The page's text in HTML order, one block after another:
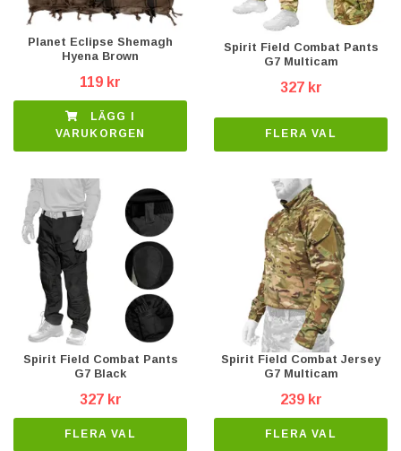
Planet Eclipse Shemagh
Hyena Brown
119 kr
VARUKORGEN
Spirit Field Combat Pants
G7 Multicam
327 kr
FLERA VAL
Spirit Field Combat Pants
G7 Black
327 kr
FLERA VAL
Spirit Field Combat Jersey
G7 Multicam
239 kr
FLERA VAL